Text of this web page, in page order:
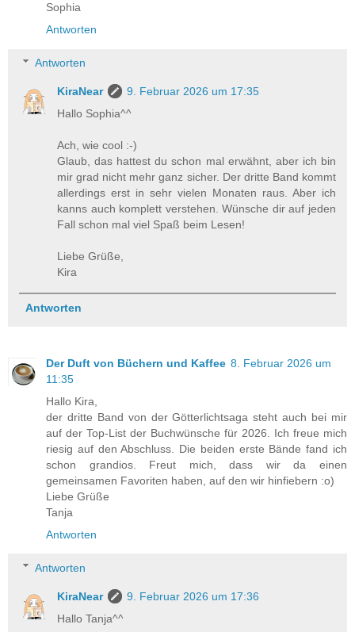
Sophia
Antworten
Antworten
KiraNear
9. Februar 2026 um 17:35
Hallo Sophia^^
Ach, wie cool :-)
Glaub, das hattest du schon mal erwähnt, aber ich bin
mir grad nicht mehr ganz sicher. Der dritte Band kommt
allerdings erst in sehr vielen Monaten raus. Aber ich
kanns auch komplett verstehen. Wünsche dir auf jeden
Fall schon mal viel Spaß beim Lesen!
Liebe Grüße,
Kira
Antworten
Der Duft von Büchern und Kaffee 8. Februar 2026 um
11:35
Hallo Kira,
der dritte Band von der Götterlichtsaga steht auch bei mir
auf der Top-List der Buchwünsche für 2026. Ich freue mich
riesig auf den Abschluss. Die beiden erste Bände fand ich
schon grandios. Freut mich, dass wir da einen
gemeinsamen Favoriten haben, auf den wir hinfiebern :o)
Liebe Grüße
Tanja
Antworten
Antworten
KiraNear
9. Februar 2026 um 17:36
Hallo Tanja^^